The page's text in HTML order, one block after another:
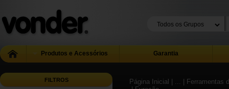
Produtos e Acessórios Garantia
FILTROS Página Inicial | ...
|